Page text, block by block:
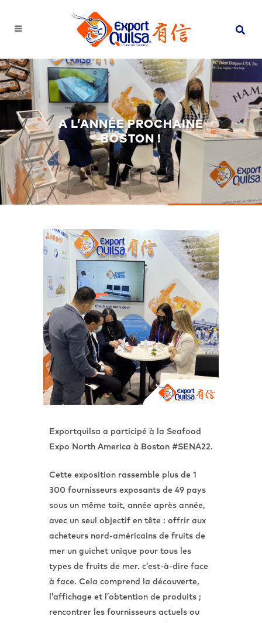
A L’ANNÉE PROCHAINE
BOSTON !
Exportquilsa a participé à la Seafood
Expo North America à Boston #SENA22.
Cette exposition rassemble plus de 1
300 fournisseurs exposants de 49 pays
sous un même toit, année après année,
avec un seul objectif en tête : offrir aux
acheteurs nord-américains de fruits de
mer un guichet unique pour tous les
types de fruits de mer. c’est-à-dire face
à face. Cela comprend la découverte,
l’affichage et l’obtention de produits ;
rencontrer les fournisseurs actuels ou